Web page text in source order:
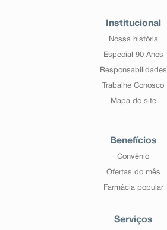
Institucional
Nossa história
Especial 90 Anos
Responsabilidades
Trabalhe Conosco
Mapa do site
Benefícios
Convênio
Ofertas do mês
Farmácia popular
Serviços